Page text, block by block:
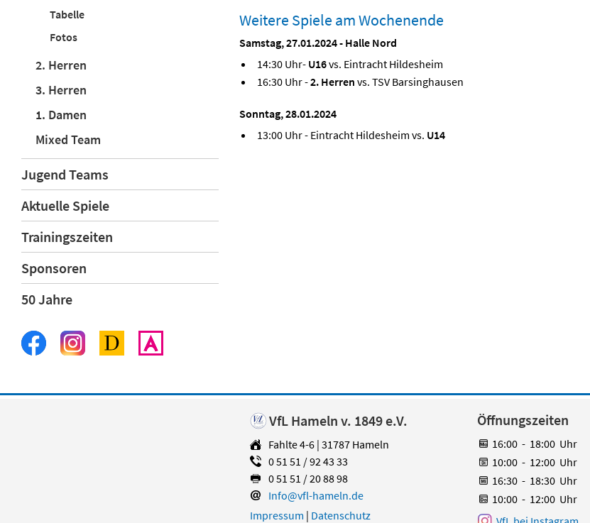
Tabelle
Fotos
2. Herren
3. Herren
1. Damen
Mixed Team
Jugend Teams
Aktuelle Spiele
Trainingszeiten
Sponsoren
50 Jahre
Weitere Spiele am Wochenende
Samstag, 27.01.2024 - Halle Nord
14:30 Uhr- U16vs. Eintracht Hildesheim
16:30 Uhr -2. Herren vs. TSV Barsinghausen
Sonntag, 28.01.2024
13:00 Uhr - Eintracht Hildesheim vs. U14
VfL Hameln v. 1849 e.V.
Fahlte 4-6 | 31787 Hameln
0 51 51 / 92 43 33
0 51 51 / 20 88 98
Info@vfl-hameln.de
Impressum | Datenschutz
Öffnungszeiten
16:00 - 18:00 Uhr
10:00 - 12:00 Uhr
16:30 - 18:30 Uhr
10:00 - 12:00 Uhr